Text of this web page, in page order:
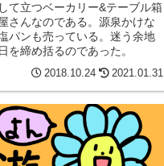
て立つベーカリー&テーブル箱
さんなのである。源泉かけな
パンも売っている。迷う余地
を締め括るのであった。
2018.10.24 2021.01.31